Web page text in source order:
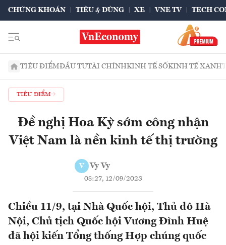
CHỨNG KHOÁN TIÊU & DÙNG XE VNE TV TECH
TIÊU ĐIỂMĐẦU TƯTÀI CHÍNHKINH TẾ SỐKINH TẾ XANH
TIÊU ĐIỂM
Đề nghị Hoa Kỳ sớm công nhận
Việt Nam là nền kinh tế thị trường
V Vy Vy
08:27, 12/09/2023
Chiều 11/9, tại Nhà Quốc hội, Thủ đô Hà
Nội, Chủ tịch Quốc hội Vương Đình Huệ
đã hội kiến Tổng thống Hợp chúng quốc